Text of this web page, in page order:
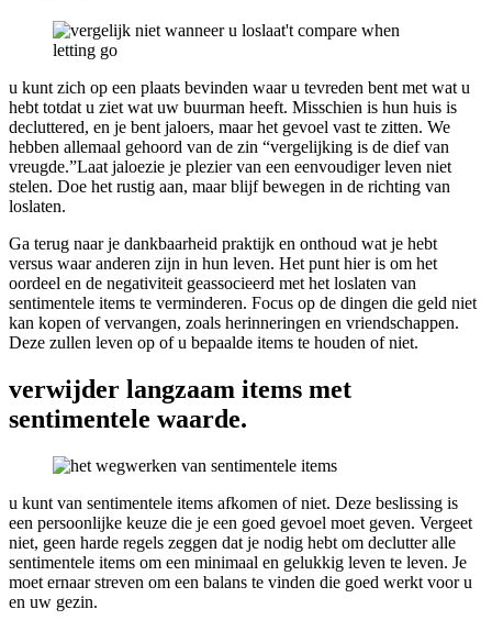
u kunt zich op een plaats bevinden waar u tevreden bent met wat u
hebt totdat u ziet wat uw buurman heeft. Misschien is hun huis is
decluttered, en je bent jaloers, maar het gevoel vast te zitten. We
hebben allemaal gehoord van de zin “vergelijking is de dief van
vreugde.”Laat jaloezie je plezier van een eenvoudiger leven niet
stelen. Doe het rustig aan, maar blijf bewegen in de richting van
loslaten.
Ga terug naar je dankbaarheid praktijk en onthoud wat je hebt
versus waar anderen zijn in hun leven. Het punt hier is om het
oordeel en de negativiteit geassocieerd met het loslaten van
sentimentele items te verminderen. Focus op de dingen die geld niet
kan kopen of vervangen, zoals herinneringen en vriendschappen.
Deze zullen leven op of u bepaalde items te houden of niet.
verwijder langzaam items met
sentimentele waarde.
u kunt van sentimentele items afkomen of niet. Deze beslissing is
een persoonlijke keuze die je een goed gevoel moet geven. Vergeet
niet, geen harde regels zeggen dat je nodig hebt om declutter alle
sentimentele items om een minimaal en gelukkig leven te leven. Je
moet ernaar streven om een balans te vinden die goed werkt voor u
en uw gezin.